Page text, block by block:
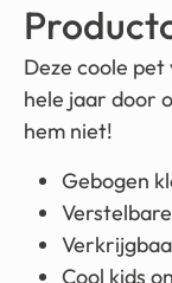
Deze coole
hele jaar door
hem niet!
Gebogen
Cool kids